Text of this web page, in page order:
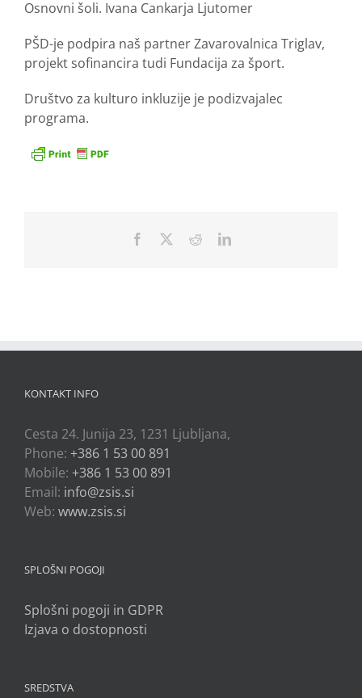
Osnovni šoli. Ivana Cankarja Ljutomer
PŠD-je podpira naš partner Zavarovalnica Triglav,
projekt sofinancira tudi Fundacija za šport.
Društvo za kulturo inkluzije je podizvajalec
programa.
Facebook RedditLinkedIn
KONTAKT INFO
Cesta 24. Junija 23, 1231 Ljubljana,
Phone: +386 1 53 00 891
Mobile: +386 1 53 00 891
Email: info@zsis.si
Web: www.zsis.si
SPLOŠNI POGOJI
Splošni pogoji in GDPR
Izjava o dostopnosti
SREDSTVA